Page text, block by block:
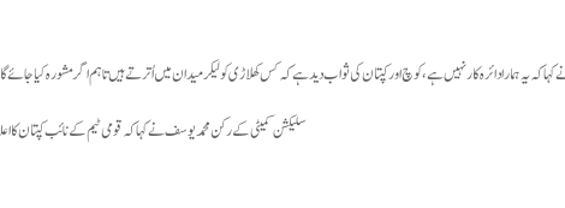
یہ ہمارا دائرہ کار نہیں ہے، کوچ اور کپتان کی ثواب دید ہے کہ کس کھلاڑی کو لیکر میدان میں اُترتے ہیں تاہم اگر مشورہ کیا جائے
سلیکشن کمیٹی کے رکن محمد یوسف نے کہا کہ قومی ٹیم کے نائب کپتان کا